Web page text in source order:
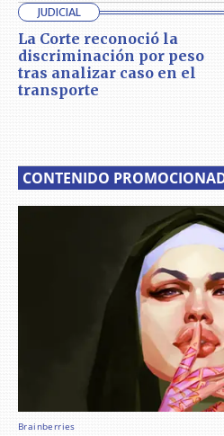
JUDICIAL
La Corte reconoció la
discriminación por peso
tras analizar caso en el
transporte